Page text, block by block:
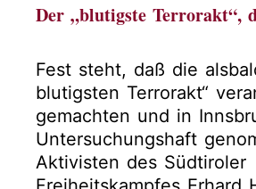
Der „blutigste Terrorakt“,
Fest steht, daß die
blutigsten Terrorakt“
gemachten und in
Untersuchungshaft
Aktivisten des Südtiroler